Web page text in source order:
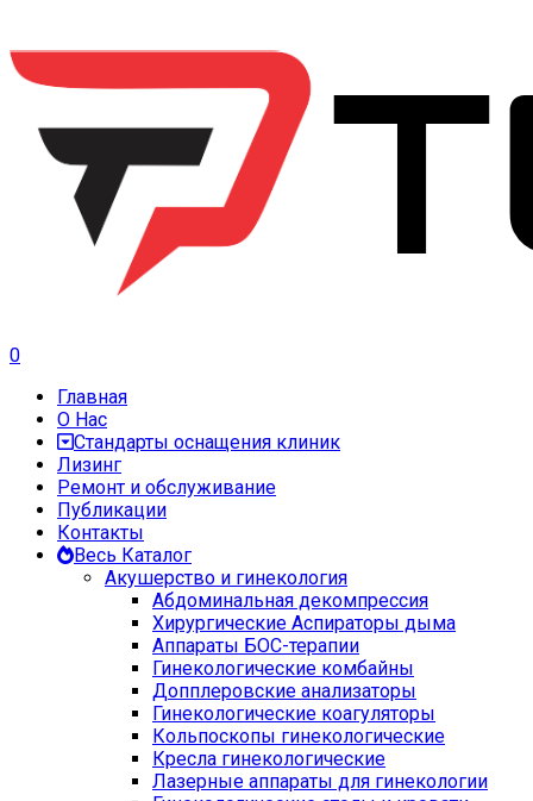
0
Главная
О Нас
Стандарты оснащения клиник
Лизинг
Ремонт и обслуживание
Публикации
Контакты
Весь Каталог
Акушерство и гинекология
Абдоминальная декомпрессия
Хирургические Аспираторы дыма
Аппараты БОС-терапии
Гинекологические комбайны
Допплеровские анализаторы
Гинекологические коагуляторы
Кольпоскопы гинекологические
Кресла гинекологические
Лазерные аппараты для гинекологии